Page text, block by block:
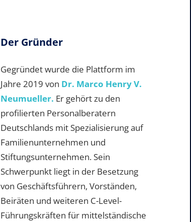
Der Gründer
Gegründet wurde die Plattform im
Jahre 2019 von Dr. Marco Henry V.
Neumueller. Er gehört zu den
profilierten Personalberatern
Deutschlands mit Spezialisierung auf
Familienunternehmen und
Stiftungsunternehmen. Sein
Schwerpunkt liegt in der Besetzung
von Geschäftsführern, Vorständen,
Beiräten und weiteren C-Level-
Führungskräften für mittelständische